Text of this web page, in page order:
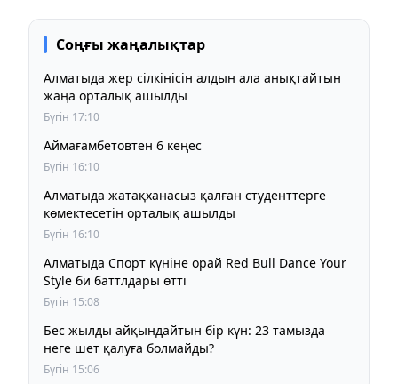
Соңғы жаңалықтар
Алматыда жер сілкінісін алдын ала анықтайтын
жаңа орталық ашылды
Бүгін 17:10
Аймағамбетовтен 6 кеңес
Бүгін 16:10
Алматыда жатақханасыз қалған студенттерге
көмектесетін орталық ашылды
Бүгін 16:10
Алматыда Спорт күніне орай Red Bull Dance Your
Style би баттлдары өтті
Бүгін 15:08
Бес жылды айқындайтын бір күн: 23 тамызда
неге шет қалуға болмайды?
Бүгін 15:06